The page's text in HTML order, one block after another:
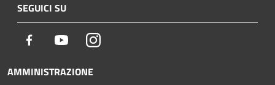
SEGUICI SU
Facebook YoutubeInstagram
AMMINISTRAZIONE